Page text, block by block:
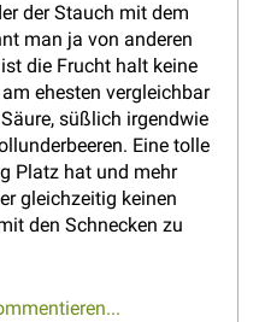
der Stauch mit dem
man ja von anderen
die Frucht halt keine
ehesten vergleichbar
süßlich irgendwie
Eine tolle
Platz hat und mehr
gleichzeitig keinen
den Schnecken zu